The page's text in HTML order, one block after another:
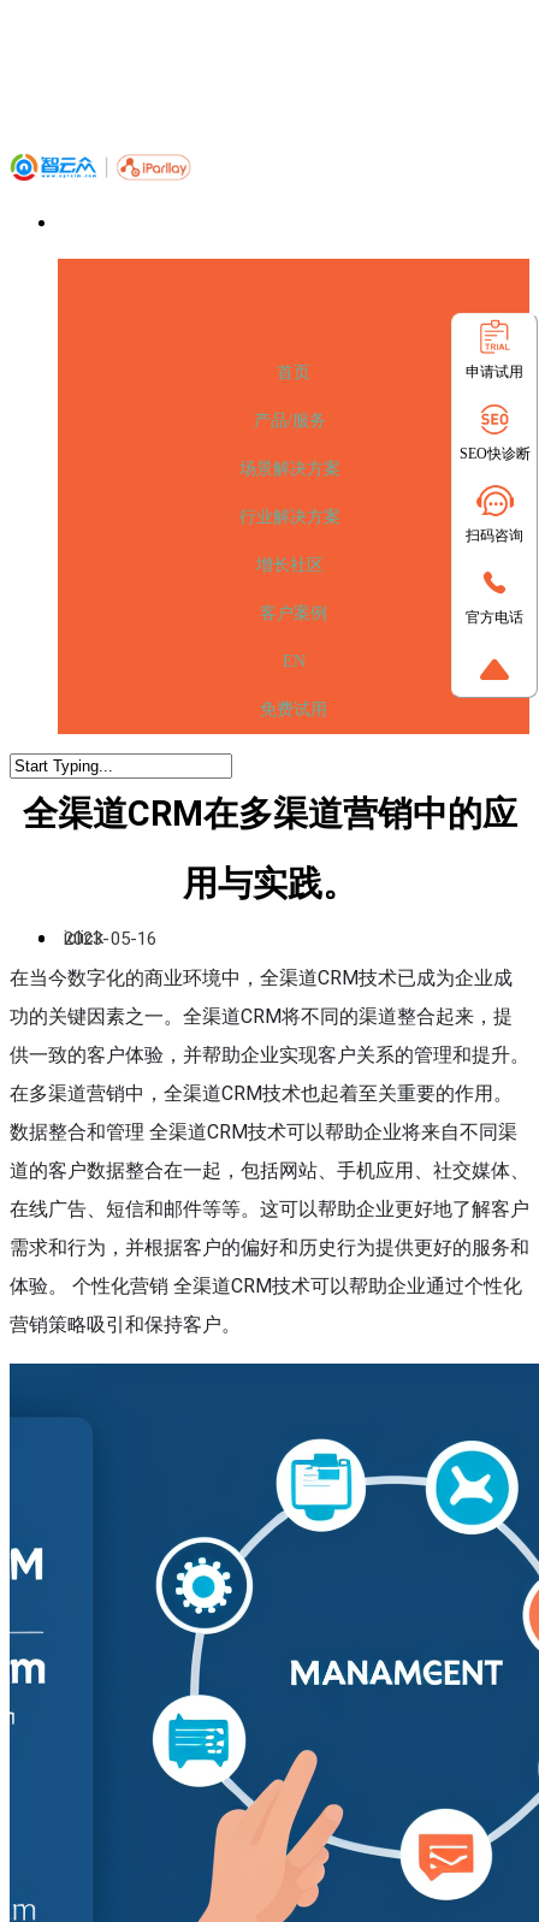
首页
产品/服务
场景解决方案
行业解决方案
增长社区
客户案例
EN
免费试用
全渠道CRM在多渠道营销中的应
用与实践。
iclick
2023-05-16
在当今数字化的商业环境中，全渠道CRM技术已成为企业成
功的关键因素之一。全渠道CRM将不同的渠道整合起来，提
供一致的客户体验，并帮助企业实现客户关系的管理和提升。
在多渠道营销中，全渠道CRM技术也起着至关重要的作用。
数据整合和管理 全渠道CRM技术可以帮助企业将来自不同渠
道的客户数据整合在一起，包括网站、手机应用、社交媒体、
在线广告、短信和邮件等等。这可以帮助企业更好地了解客户
需求和行为，并根据客户的偏好和历史行为提供更好的服务和
体验。 个性化营销 全渠道CRM技术可以帮助企业通过个性化
营销策略吸引和保持客户。
申请试用
SEO快诊断
扫码咨询
官方电话